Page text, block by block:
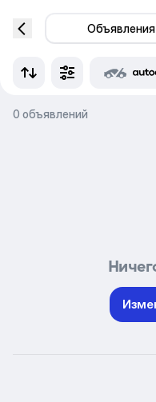
Объявления
0 объявлений